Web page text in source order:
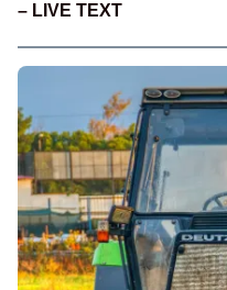
– LIVE TEXT